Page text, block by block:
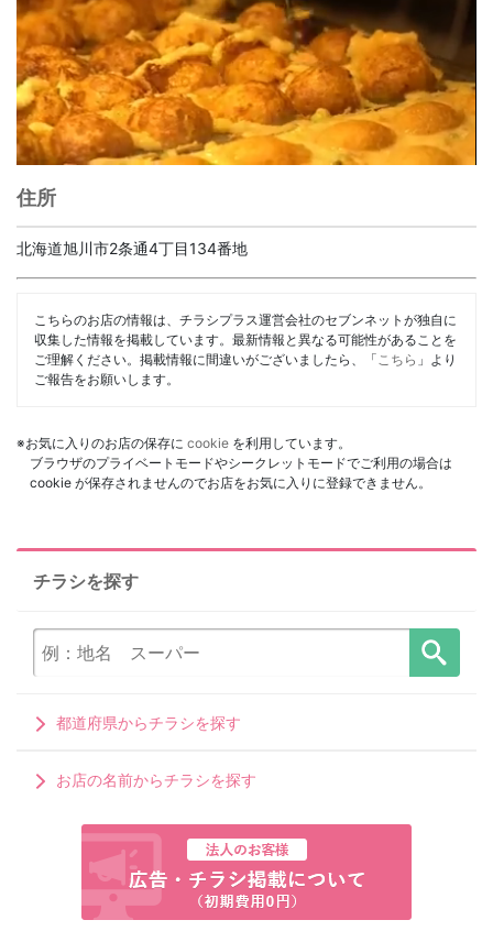
住所
北海道旭川市2条通4丁目134番地
こちらのお店の情報は、チラシプラス運営会社のセブンネットが独自に
収集した情報を掲載しています。最新情報と異なる可能性があることを
ご理解ください。掲載情報に間違いがございましたら、「 こちら 」より
ご報告をお願いします。
※お気に入りのお店の保存に cookie を利用しています。
ブラウザのプライベートモードやシークレットモードでご利用の場合は
cookie が保存されませんのでお店をお気に入りに登録できません。
チラシを探す
都道府県からチラシを探す
お店の名前からチラシを探す